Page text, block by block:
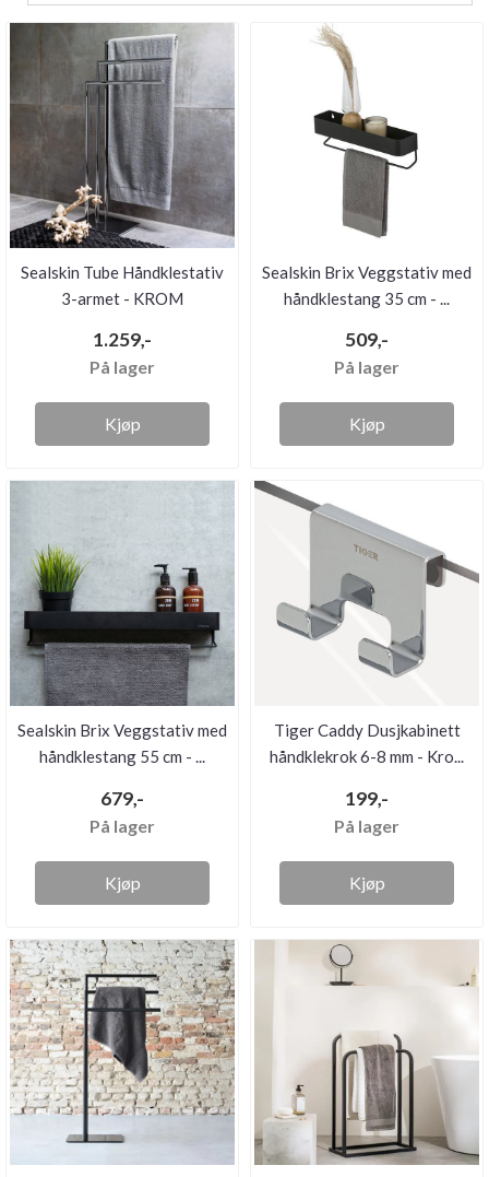
Sealskin Tube Håndklestativ
3-armet - KROM
1.259,-
På lager
Kjøp
Sealskin Brix Veggstativ med
håndklestang 35 cm - ...
509,-
På lager
Kjøp
Sealskin Brix Veggstativ med
håndklestang 55 cm - ...
679,-
På lager
Kjøp
Tiger Caddy Dusjkabinett
håndklekrok 6-8 mm - Kro...
199,-
På lager
Kjøp